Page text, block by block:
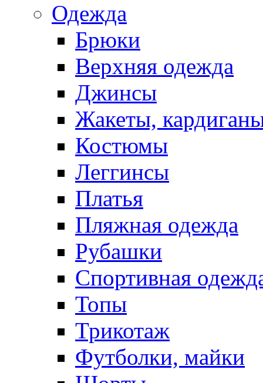
Одежда
Брюки
Верхняя одежда
Джинсы
Жакеты,
Костюмы
Леггинсы
Платья
Пляжная одежда
Рубашки
Спортивная
Топы
Трикотаж
Футболки, майки